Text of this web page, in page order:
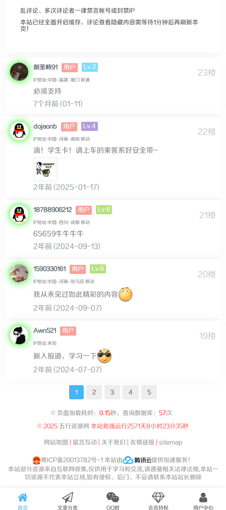
乱评论、多次评论者一律禁言帐号或封禁IP
本站已经全面开启缓存，评论查看隐藏内容需等待1分钟后再刷新本
页！
23楼
剑圣峙91 用户 Lv.2
IP地址:中国–福建–厦门 联通
必须支持
7个月前 (01-11)
22楼
dojaonb 用户 Lv.4
IP地址:中国–河南–南阳 移动
滴！学生卡！请上车的乘客系好安全带~
2年前 (2025-01-17)
21楼
18788906212 用户 Lv.6
IP地址:中国–四川–成都 移动
65659牛牛牛牛
2年前 (2024-09-13)
20楼
1590330161 用户 Lv.6
IP地址:中国–河南–驻马店 移动
我从未见过如此精彩的内容
2年前 (2024-09-07)
19楼
Awn521 用户
IP地址:未知
新人报道，学习一下
2年前 (2024-07-07)
1 2 3 4 5
© 页面加载耗时： 0.15秒，查询数据库： 57次
© 2025 五行资源网 本站勉强运行2571天8小时23分35秒
网站地图 留言互动 关于我们 友情链接| sitemap
粤ICP备20013782号-1 本站由
提供加速服务！
本站部分资源来自互联网收集,仅供用于学习和交流,请遵循相关法律法规,本站一
切资源不代表本站立场,如有侵权、后门、不妥请联系本站站长删除
首页 文章分类 QQ群 会员特权 用户中心